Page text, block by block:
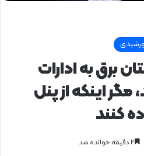
برق به ادارات
اینکه از پنل
کنند